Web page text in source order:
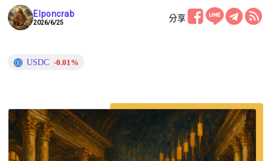
Elponcrab
2026/6/25 分享
USDC -0.01%